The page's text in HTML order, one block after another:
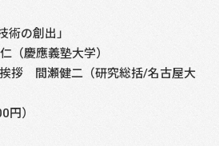
出」
義塾大学）
拶 間瀬健二（研究総括/名古屋大
円）